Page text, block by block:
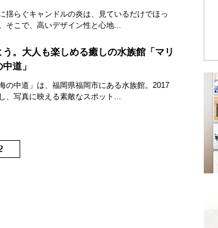
揺らぐキャンドルの炎は、見ているだけでほっ
そこで、高いデザイン性と心地...
。大人も楽しめる癒しの水族館「マリ
道」
の中道」は、福岡県福岡市にある水族館。2017
、写真に映える素敵なスポット...